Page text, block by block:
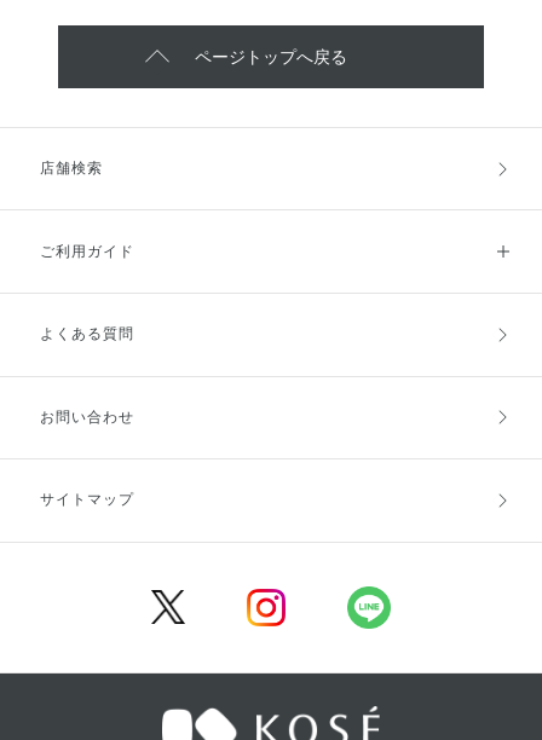
ページトップへ戻る
店舗検索
ご利用ガイド
ご利用ガイドトップ
お支払方法
キャンセル・返品・交換
よくある質問
お問い合わせ
サイトマップ